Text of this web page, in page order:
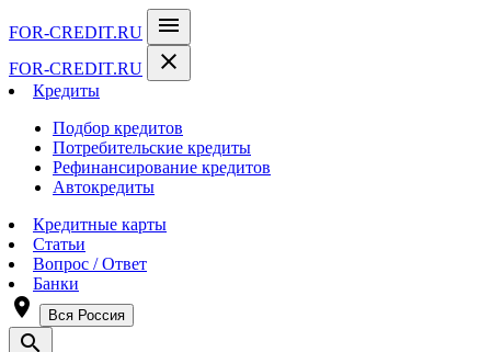
FOR-CREDIT.RU menu
FOR-CREDIT.RU close
Кредиты
Подбор кредитов
Потребительские кредиты
Рефинансирование кредитов
Автокредиты
Кредитные карты
Статьи
Вопрос / Ответ
Банки
room Вся Россия
search